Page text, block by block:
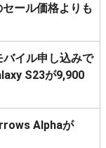
ール価格よりも
イル申し込みで
S23が9,900
Alphaが